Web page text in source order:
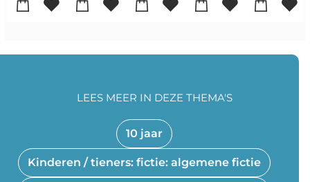
10 jaar
Kinderen / tieners: fictie: algemene fictie
LEES MEER IN DEZE THEMA'S